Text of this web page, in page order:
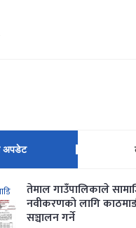
अपडेट
तेमाल गाउँपालिकाले
नवीकरणकाे लागि
सञ्चालन गर्ने